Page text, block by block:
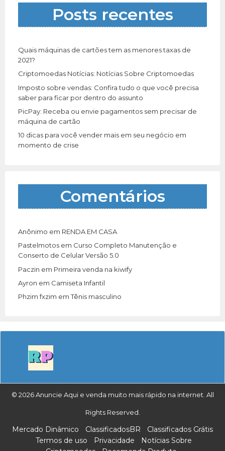
a
r
:
Posts recentes
Quais máquinas de cartões tem as menores taxas de
2021?
Criptomoedas Notícias: Notícias Sobre Criptomoedas
Imposto sobre vendas: Confira tudo o que você precisa
saber para ficar por dentro do assunto
PicPay: Receba ou envie pagamentos sem precisar de
máquina de cartão
10 dicas para você vender mais em seu negócio em
momento de crise
Comentários
Anônimo em RENDA EM CASA
Pastelmotos em Curso Completo Manutenção e
Conserto de Celular Versão 5.0
Paczin em Primeira venda na kiwify
Ayron em Camiseta Infantil
Phzim fxzim emTênis masculino
© 2026 Anuncie Aqui e venda muito mais rápido na internet. All
Rights Reserved.
Mercado Dinâmico ClassificadosBR
Classificados Grátis
Termos de uso
Privacidade
Notícias Sobre